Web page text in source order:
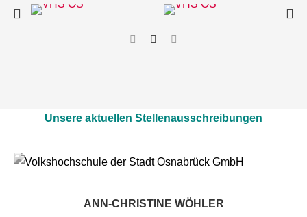
Unsere aktuellen Stellenausschreibungen
ANN-CHRISTINE WÖHLER